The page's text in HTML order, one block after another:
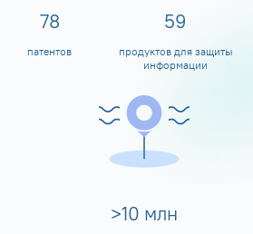
80
патентов
60
продуктов для защиты
информации
>10 млн